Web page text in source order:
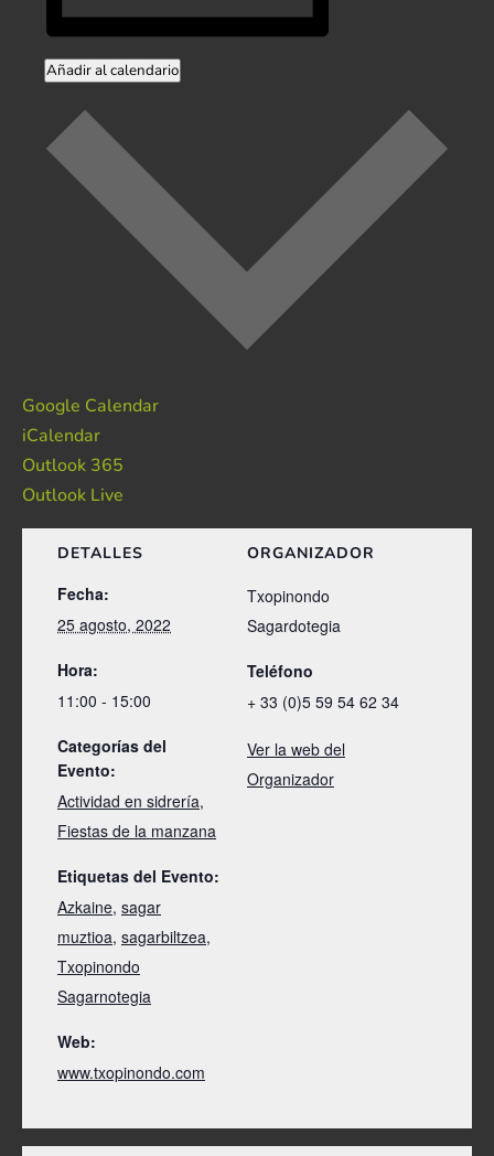
Añadir al calendario
Google Calendar
iCalendar
Outlook 365
Outlook Live
DETALLES
Fecha:
25 agosto, 2022
Hora:
11:00 - 15:00
Categorías del
Evento:
Actividad en sidrería,
Fiestas de la manzana
Etiquetas del Evento:
Azkaine, sagar
muztioa, sagarbiltzea,
Txopinondo
Sagarnotegia
Web:
www.txopinondo.com
ORGANIZADOR
Txopinondo
Sagardotegia
Teléfono
+ 33 (0)5 59 54 62 34
Ver la web del
Organizador